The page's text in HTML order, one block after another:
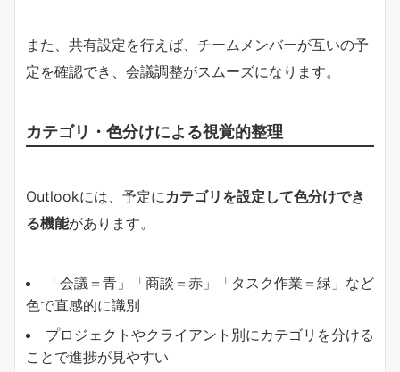
また、共有設定を行えば、チームメンバーが互いの予
定を確認でき、会議調整がスムーズになります。
カテゴリ・色分けによる視覚的整理
Outlookには、予定に カテゴリを設定して色分けでき
る機能があります。
「会議＝青」「商談＝赤」「タスク作業＝緑」など
色で直感的に識別
プロジェクトやクライアント別にカテゴリを分ける
ことで進捗が見やすい